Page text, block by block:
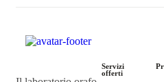
Servizi
offerti